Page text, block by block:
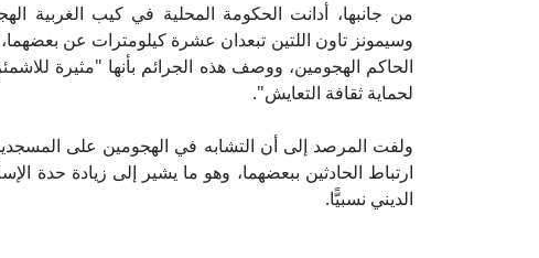
من جانبها، أدانت الحكومة المحلية في كيب الغربية
وسيمونز تاون اللتين تبعدان عشرة كيلومترات عن
الحاكم الهجومين، ووصف هذه الجرائم بأنها "مثيرة
لحماية ثقافة التعايش".
ولفت المرصد إلى أن التشابه في الهجومين على
ارتباط الحادثين ببعضهما، وهو ما يشير إلى زيادة حدة
الديني نسبيًّا.